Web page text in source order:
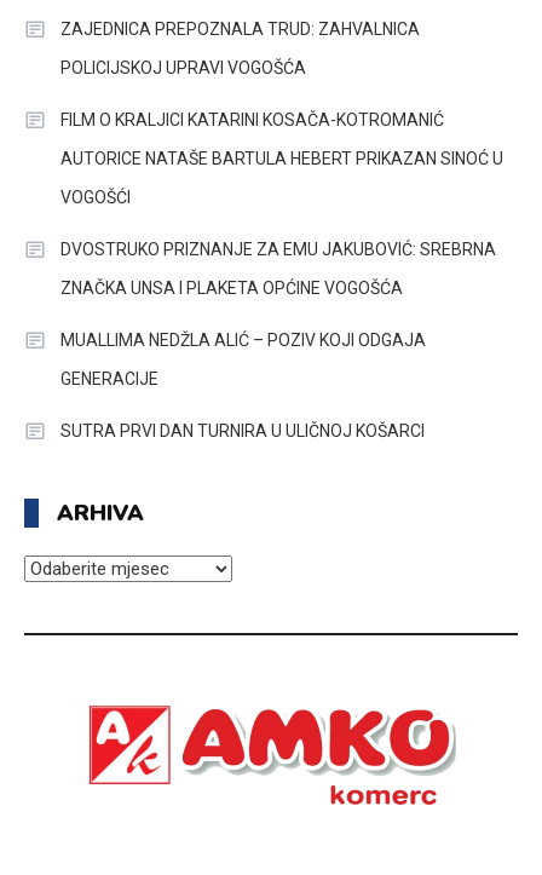
ZAJEDNICA PREPOZNALA TRUD: ZAHVALNICA
POLICIJSKOJ UPRAVI VOGOŠĆA
FILM O KRALJICI KATARINI KOSAČA-KOTROMANIĆ
AUTORICE NATAŠE BARTULA HEBERT PRIKAZAN SINOĆ U
VOGOŠĆI
DVOSTRUKO PRIZNANJE ZA EMU JAKUBOVIĆ: SREBRNA
ZNAČKA UNSA I PLAKETA OPĆINE VOGOŠĆA
MUALLIMA NEDŽLA ALIĆ – POZIV KOJI ODGAJA
GENERACIJE
SUTRA PRVI DAN TURNIRA U ULIČNOJ KOŠARCI
ARHIVA
ARHIVA